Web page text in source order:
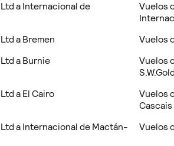
a Internacional de
Vuelos
a Bremen Vuelos
a Burnie
Vuelos
a El Cairo
Vuelos
Cascais
a Internacional de Mactán-
Vuelos